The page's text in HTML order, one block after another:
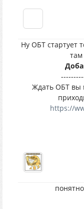
Ну ОБТ стартует
там
Ждать ОБТ вы
https://